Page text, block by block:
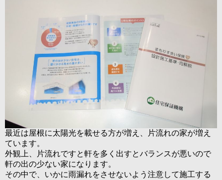
最近は屋根に太陽光を載せる方が増え、片流れの家が増え
ています。
外観上、片流れですと軒を多く出すとバランスが悪いので
軒の出の少ない家になります。
その中で、いかに雨漏れをさせないよう注意して施工する